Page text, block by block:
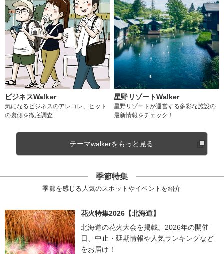
ビジネスWalker
気になるビジネスのアレコレ、ヒット
の裏側を徹底調査
星野リゾートWalker
星野リゾートが運営する多彩な施設の
最新情報をチェック！
テーマwalkerをもっと見る
季節特集
季節を感じる人気のスポットやイベントを紹介
花火特集2026【北海道】
北海道の花火大会を掲載。2026年の開催
日、中止・延期情報や人気ランキングなど
をお届け！